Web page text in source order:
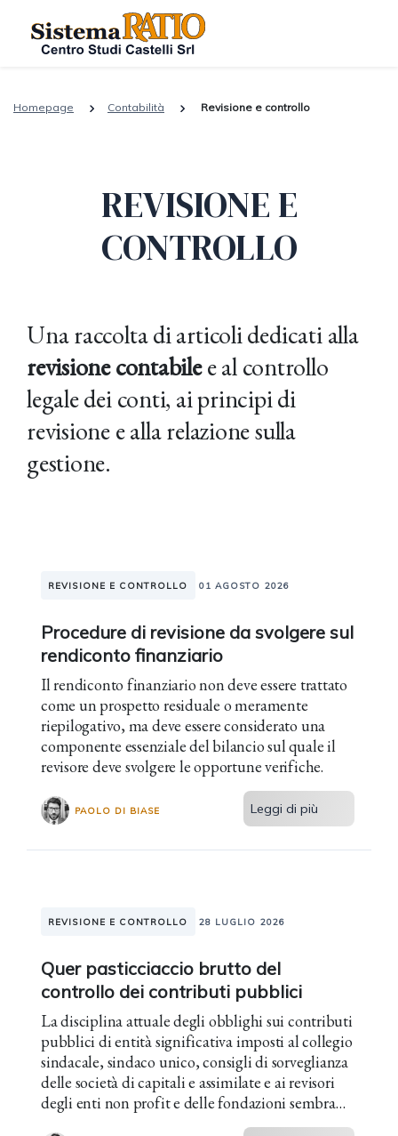
Homepage Contabilità Revisione e controllo
REVISIONE E
CONTROLLO
Una raccolta di articoli dedicati alla
revisione contabilee al controllo
legale dei conti, ai principi di
revisione e alla relazione sulla
gestione.
REVISIONE E CONTROLLO 01 AGOSTO 2026
Procedure di revisione da svolgere sul
rendiconto finanziario
Il rendiconto finanziario non deve essere trattato
come un prospetto residuale o meramente
riepilogativo, ma deve essere considerato una
componente essenziale del bilancio sul quale il
revisore deve svolgere le opportune verifiche.
PAOLO DI BIASE Leggi di più
REVISIONE E CONTROLLO 28 LUGLIO 2026
Quer pasticciaccio brutto del
controllo dei contributi pubblici
La disciplina attuale degli obblighi sui contributi
pubblici di entità significativa imposti al collegio
sindacale, sindaco unico, consigli di sorveglianza
delle società di capitali e assimilate e ai revisori
degli enti non profit e delle fondazioni sembra
veramente il fatto protagonista della...